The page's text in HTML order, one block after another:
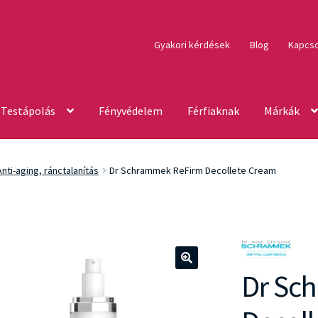
Gyakori kérdések Blog
Testápolás Fényvédelem Férfiaknak Márkák
aging, ránctalanítás Dr Schrammek ReFirm Decollete Cream
Dr